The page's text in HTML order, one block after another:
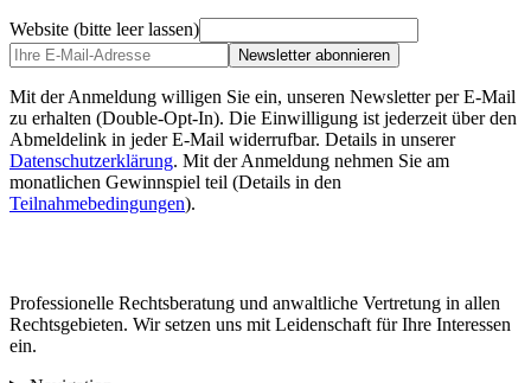
Website (bitte leer lassen)
Newsletter abonnieren
Mit der Anmeldung willigen Sie ein, unseren Newsletter per E-Mail
zu erhalten (Double-Opt-In). Die Einwilligung ist jederzeit über den
Abmeldelink in jeder E-Mail widerrufbar. Details in unserer
Datenschutzerklärung. Mit der Anmeldung nehmen Sie am
monatlichen Gewinnspiel teil (Details in den
Teilnahmebedingungen).
Professionelle Rechtsberatung und anwaltliche Vertretung in allen
Rechtsgebieten. Wir setzen uns mit Leidenschaft für Ihre Interessen
ein.